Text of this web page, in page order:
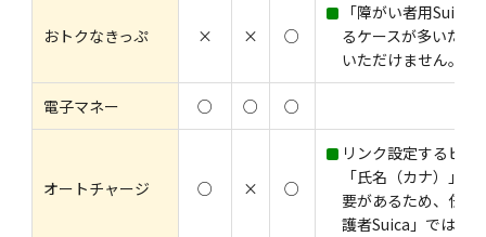
おトクなきっぷ × × ○
「障がい者用Suica
るケースが多いため
いただけません。
電子マネー ○ ○ ○
オートチャージ ○ × ○
リンク設定するビ
「氏名（カナ）」
要があるため、任意
護者Suica」ではご